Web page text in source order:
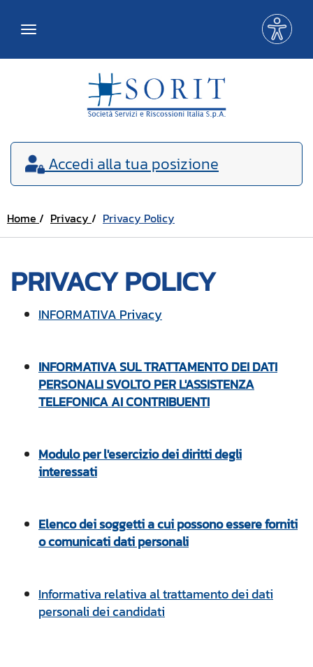
Toggle
Accedi alla tua posizione
Home Privacy Privacy Policy
PRIVACY POLICY
INFORMATIVA Privacy
INFORMATIVA SUL TRATTAMENTO DEI DATI
PERSONALI SVOLTO PER L'ASSISTENZA
TELEFONICA AI CONTRIBUENTI
Modulo per l'esercizio dei diritti degli
interessati
Elenco dei soggetti a cui possono essere forniti
o comunicati dati personali
Informativa relativa al trattamento dei dati
personali dei candidati